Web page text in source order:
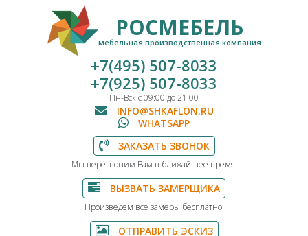
РОСМЕБЕЛЬ
мебельная производственная компания
+7(495) 507-8033
+7(925) 507-8033
Пн-Вск с 09:00 до 21:00
INFO@SHKAFLON.RU
WHATSAPP
ЗАКАЗАТЬ ЗВОНОК
Мы перезвоним Вам в ближайшее время.
ВЫЗВАТЬ ЗАМЕРЩИКА
Произведем все замеры бесплатно.
ОТПРАВИТЬ ЭСКИЗ